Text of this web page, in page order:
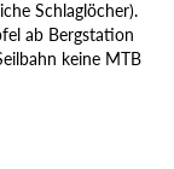
Schlaglöcher).
ab Bergstation
keine MTB